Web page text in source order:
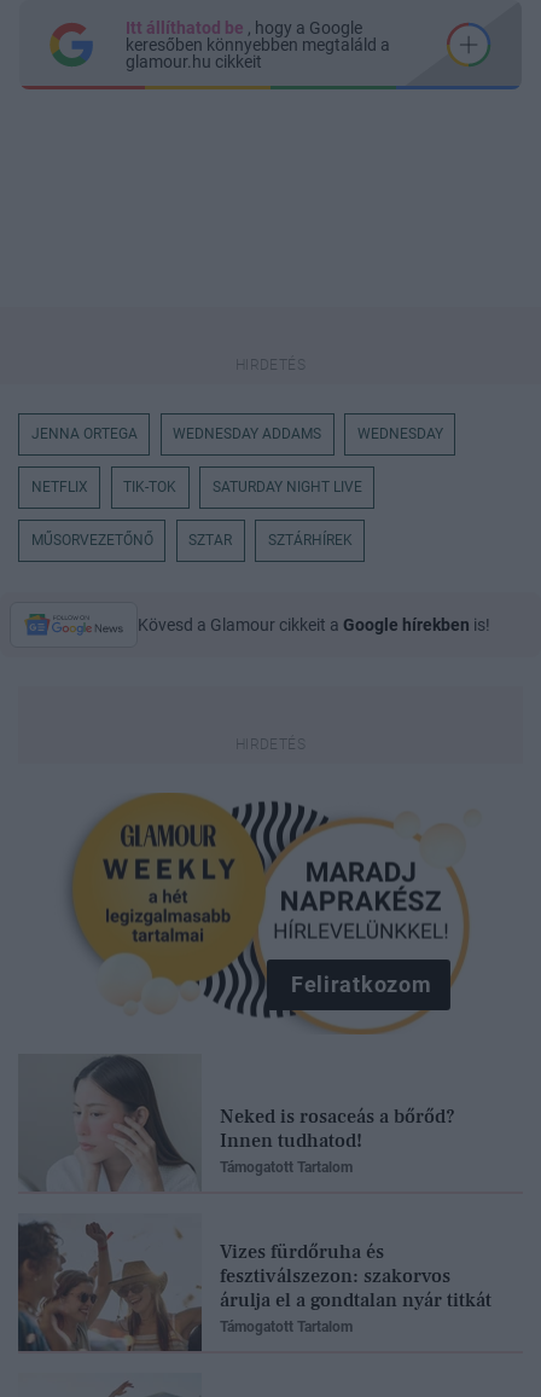
Itt állíthatod be , hogy a Google
keresőben könnyebben megtaláld a
glamour.hu cikkeit
JENNA ORTEGA WEDNESDAY ADDAMS WEDNESDAY
NETFLIX TIK-TOK SATURDAY NIGHT LIVE
MŰSORVEZETŐNŐ SZTAR SZTÁRHÍREK
Kövesd a Glamour cikkeit a Google hírekben is!
Feliratkozom
Neked is rosaceás a bőrőd?
Innen tudhatod!
Támogatott Tartalom
Vizes fürdőruha és
fesztiválszezon: szakorvos
árulja el a gondtalan nyár titkát
Támogatott Tartalom